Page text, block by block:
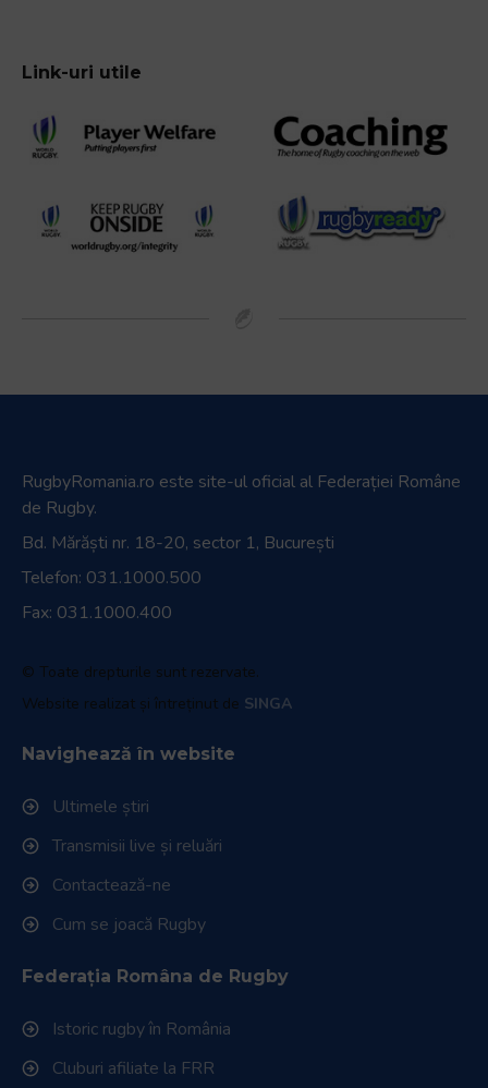
Link-uri utile
RugbyRomania.ro este site-ul oficial al Federației Române
de Rugby.
Bd. Mărăști nr. 18-20, sector 1, București
Telefon: 031.1000.500
Fax: 031.1000.400
© Toate drepturile sunt rezervate.
Website realizat și întreținut de SINGA
Navighează în website
Ultimele știri
Transmisii live și reluări
Contactează-ne
Cum se joacă Rugby
Federația Româna de Rugby
Istoric rugby în România
Cluburi afiliate la FRR